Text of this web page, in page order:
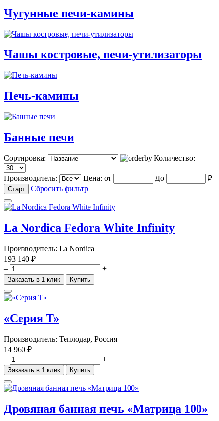
Чугунные печи-камины
Чашы костровые, печи-утилизаторы
Печь-камины
Банные печи
Сортировка: Количество:
Производитель: Цена: от До
₽
Сбросить фильтр
La Nordica Fedora White Infinity
Производитель: La Nordica
193 140 ₽
–
+
Заказать в 1 клик Купить
«Серия Т»
Производитель: Теплодар, Россия
14 960 ₽
–
+
Заказать в 1 клик Купить
Дровяная банная печь «Матрица 100»